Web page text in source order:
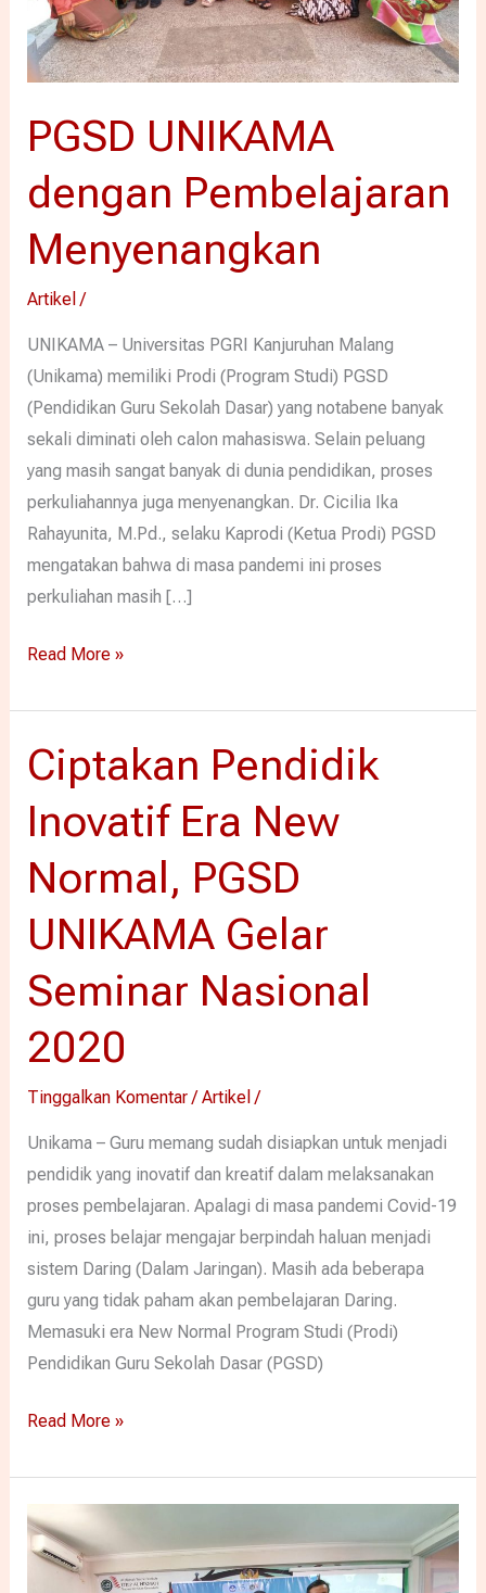
PGSD UNIKAMA
dengan Pembelajaran
Menyenangkan
Artikel /
UNIKAMA – Universitas PGRI Kanjuruhan Malang
(Unikama) memiliki Prodi (Program Studi) PGSD
(Pendidikan Guru Sekolah Dasar) yang notabene banyak
sekali diminati oleh calon mahasiswa. Selain peluang
yang masih sangat banyak di dunia pendidikan, proses
perkuliahannya juga menyenangkan. Dr. Cicilia Ika
Rahayunita, M.Pd., selaku Kaprodi (Ketua Prodi) PGSD
mengatakan bahwa di masa pandemi ini proses
perkuliahan masih […]
Read More »
Ciptakan Pendidik
Inovatif Era New
Normal, PGSD
UNIKAMA Gelar
Seminar Nasional
2020
Tinggalkan Komentar /Artikel /
Unikama – Guru memang sudah disiapkan untuk menjadi
pendidik yang inovatif dan kreatif dalam melaksanakan
proses pembelajaran. Apalagi di masa pandemi Covid-19
ini, proses belajar mengajar berpindah haluan menjadi
sistem Daring (Dalam Jaringan). Masih ada beberapa
guru yang tidak paham akan pembelajaran Daring.
Memasuki era New Normal Program Studi (Prodi)
Pendidikan Guru Sekolah Dasar (PGSD)
Ciptakan
Pendidik
Inovatif
New
PGSD
UNIKAMA
Gelar
Seminar
Nasional
2020
Read More »
Raih
Juara,
Mahasiswi